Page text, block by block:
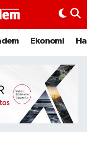
Ekonomi